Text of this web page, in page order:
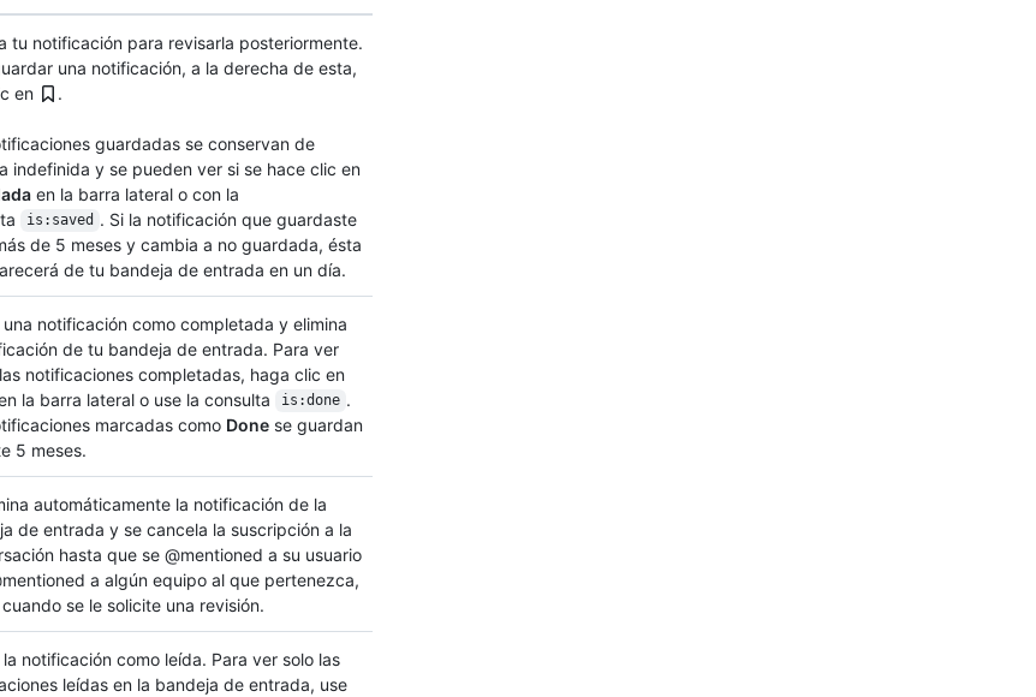
tu notificación para revisarla posteriormente.
una notificación, a la derecha de esta,
en
.
guardadas se conservan de
indefinida y se pueden ver si se hace clic en
en la barra lateral o con la
is:saved . Si la notificación que guardaste
de 5 meses y cambia a no guardada, ésta
de tu bandeja de entrada en un día.
una notificación como completada y elimina
de tu bandeja de entrada. Para ver
notificaciones completadas, haga clic en
la barra lateral o use la consulta is:done .
marcadas como Done se guardan
5 meses.
automáticamente la notificación de la
de entrada y se cancela la suscripción a la
hasta que se @mentioned a su usuario
a algún equipo al que pertenezca,
se le solicite una revisión.
la notificación como leída. Para ver solo las
leídas en la bandeja de entrada, use